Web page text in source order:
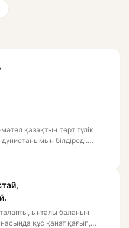
қазақтың төрт түлік
білдіреді.
ынталы баланың
құс қанат қағып,